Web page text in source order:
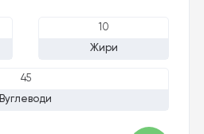
10
Жири
45
Вуглеводи